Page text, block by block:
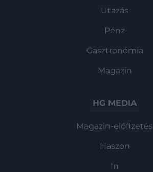
Utazás
Pénz
Gasztronómia
Magazin
HG MEDIA
Magazin-előfizetés
Haszon
In